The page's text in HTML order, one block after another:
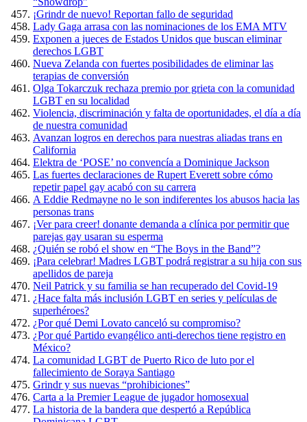
¡Grindr de nuevo! Reportan fallo de seguridad
Lady Gaga arrasa con las nominaciones de los EMA MTV
Exponen a jueces de Estados Unidos que buscan eliminar
derechos LGBT
Nueva Zelanda con fuertes posibilidades de eliminar las
terapias de conversión
Olga Tokarczuk rechaza premio por grieta con la comunidad
LGBT en su localidad
Violencia, discriminación y falta de oportunidades, el día a día
de nuestra comunidad
Avanzan logros en derechos para nuestras aliadas trans en
California
Elektra de ‘POSE’ no convencía a Dominique Jackson
Las fuertes declaraciones de Rupert Everett sobre cómo
repetir papel gay acabó con su carrera
A Eddie Redmayne no le son indiferentes los abusos hacia las
personas trans
¡Ver para creer! donante demanda a clínica por permitir que
parejas gay usaran su esperma
¿Quién se robó el show en “The Boys in the Band”?
¡Para celebrar! Madres LGBT podrá registrar a su hija con sus
apellidos de pareja
Neil Patrick y su familia se han recuperado del Covid-19
¿Hace falta más inclusión LGBT en series y películas de
superhéroes?
¿Por qué Demi Lovato canceló su compromiso?
¿Por qué Partido evangélico anti-derechos tiene registro en
México?
La comunidad LGBT de Puerto Rico de luto por el
fallecimiento de Soraya Santiago
Grindr y sus nuevas “prohibiciones”
Carta a la Premier League de jugador homosexual
La historia de la bandera que despertó a República